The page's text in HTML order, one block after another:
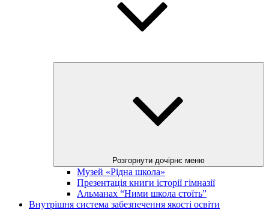
Розгорнути дочірнє меню
Музей «Рідна школа»
Презентація книги історії гімназії
Альманах “Ними школа стоїть”
Внутрішня система забезпечення якості освіти